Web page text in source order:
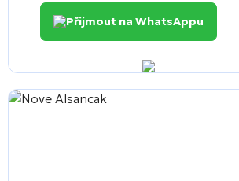
Přijmout na WhatsAppu